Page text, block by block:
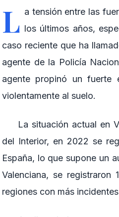
L a tensión entre las
los últimos años,
caso reciente que ha
agente de la Policía
agente propinó un
violentamente al suelo.
La situación actual en
del Interior, en 2022 se
España, lo que supone un
Valenciana, se
regiones con más